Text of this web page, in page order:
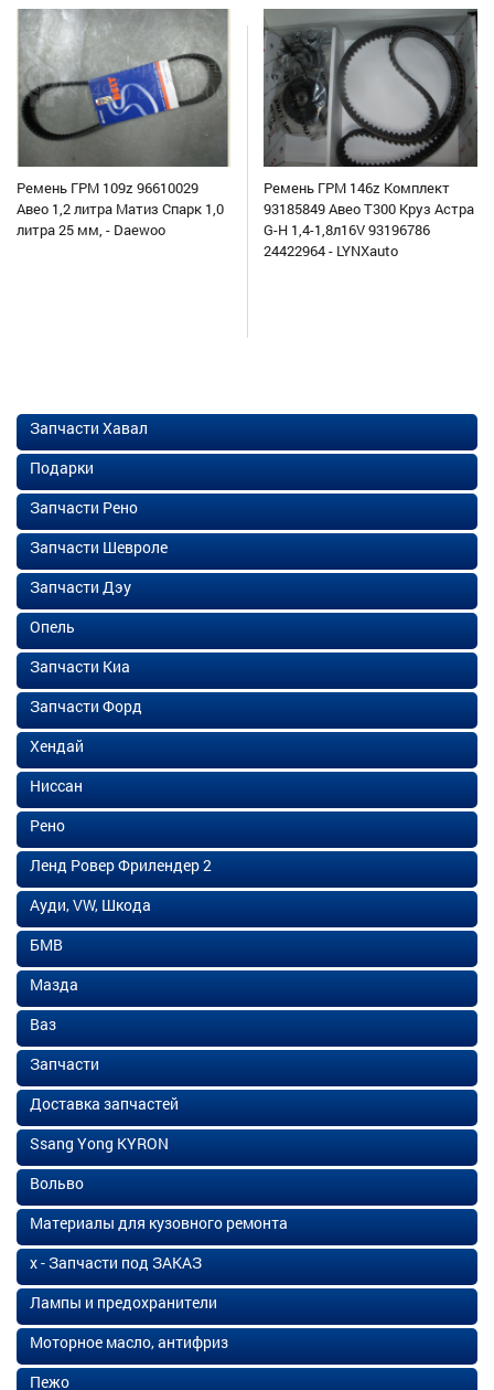
Ремень ГРМ 109z 96610029
Авео 1,2 литра Матиз Спарк 1,0
литра 25 мм, - Daewoo
Ремень ГРМ 146z Комплект
93185849 Авео Т300 Круз Астра
G-H 1,4-1,8л16V 93196786
24422964 - LYNXauto
Запчасти Хавал
Подарки
Запчасти Рено
Запчасти Шевроле
Запчасти Дэу
Опель
Запчасти Киа
Запчасти Форд
Хендай
Ниссан
Рено
Ленд Ровер Фрилендер 2
Ауди, VW, Шкода
БМВ
Мазда
Ваз
Запчасти
Доставка запчастей
Ssang Yong KYRON
Вольво
Материалы для кузовного ремонта
х - Запчасти под ЗАКАЗ
Лампы и предохранители
Моторное масло, антифриз
Пежо